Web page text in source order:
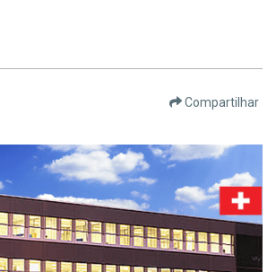
Compartilhar